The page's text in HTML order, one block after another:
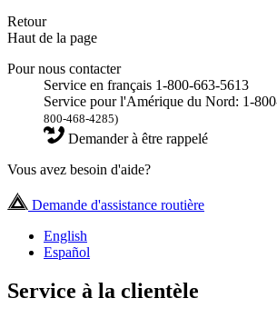
Retour
Haut de la page
Pour nous contacter
Service en français 1-800-663-5613
Service pour l'Amérique du Nord: 1-
800-468-4285)
Demander à être rappelé
Vous avez besoin d'aide?
Demande d'assistance routière
English
Español
Service à la clientèle